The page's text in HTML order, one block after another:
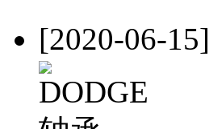
[2020-06-15]